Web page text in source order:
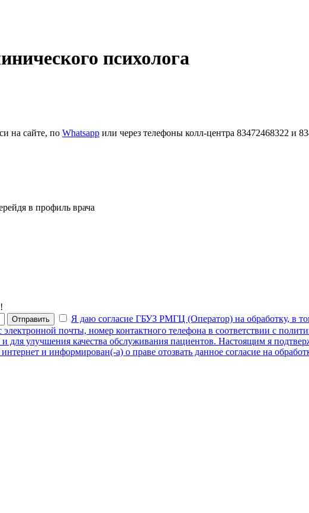
психолога
на сайте, по Whatsapp или через телефоны колл-центра 83472468322 и
в профиль врача
Отправить
Я даю согласие ГБУЗ РМГЦ (Оператор) на обработку, в
почты, номер контактного телефона в соответствии с
и для улучшения качества обслуживания пациентов. Настоящим я
и информирован(-а) о праве отозвать данное согласие на